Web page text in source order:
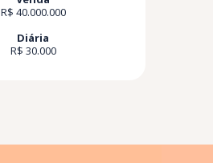
R$ 40.000.000
Diária
R$ 30.000